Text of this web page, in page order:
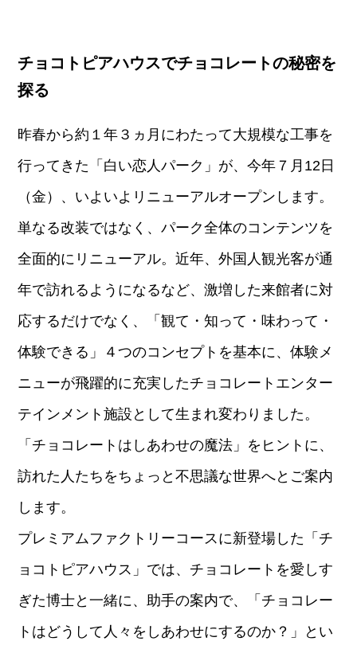
チョコトピアハウスでチョコレートの秘密を
探る
昨春から約１年３ヵ月にわたって大規模な工事を
行ってきた「白い恋人パーク」が、今年７月12日
（金）、いよいよリニューアルオープンします。
単なる改装ではなく、パーク全体のコンテンツを
全面的にリニューアル。近年、外国人観光客が通
年で訪れるようになるなど、激増した来館者に対
応するだけでなく、「観て・知って・味わって・
体験できる」４つのコンセプトを基本に、体験メ
ニューが飛躍的に充実したチョコレートエンター
テインメント施設として生まれ変わりました。
「チョコレートはしあわせの魔法」をヒントに、
訪れた人たちをちょっと不思議な世界へとご案内
します。
プレミアムファクトリーコースに新登場した「チ
ョコトピアハウス」では、チョコレートを愛しす
ぎた博士と一緒に、助手の案内で、「チョコレー
トはどうして人々をしあわせにするのか？」とい